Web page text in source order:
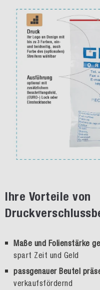
Ihre Vorteile von
Maße und Folienstärke
spart Zeit und Geld
passgenauer Beutel
verkaufsfördernd